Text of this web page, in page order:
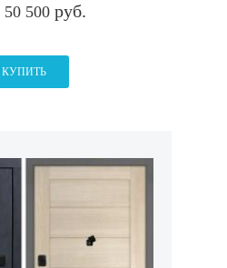
50 500 руб.
КУПИТЬ